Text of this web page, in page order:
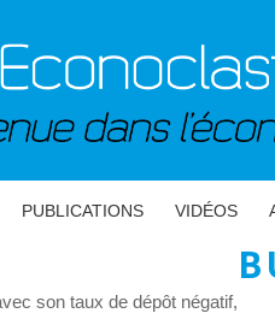
PUBLICATIONS VIDÉOS
son taux de dépôt négatif,